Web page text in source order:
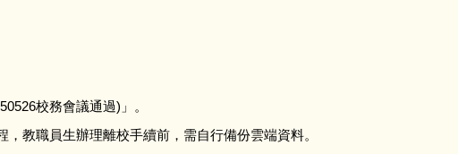
校務會議通過)」。
教職員生辦理離校手續前，需自行備份雲端資料。